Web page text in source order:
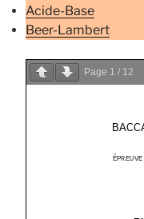
Acide-Base
Beer-Lambert
Page 1 / 12